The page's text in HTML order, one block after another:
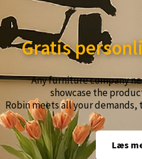
Gratis
Læs
Any furniture company
showcase the
Robin meets all your